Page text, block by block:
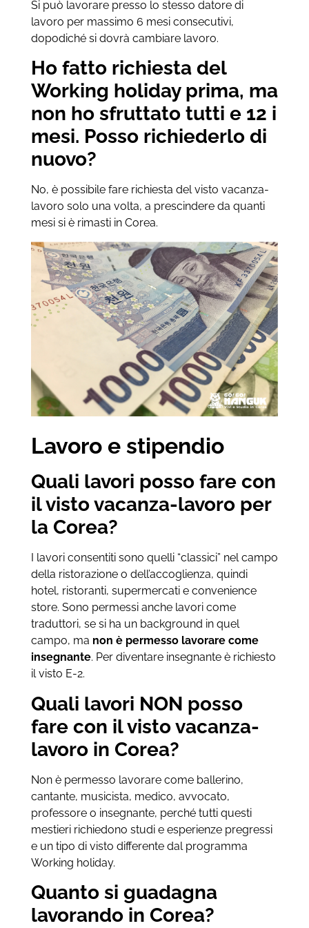
Si può lavorare presso lo stesso datore di
lavoro per massimo 6 mesi consecutivi,
dopodiché si dovrà cambiare lavoro.
Ho fatto richiesta del
Working holiday prima, ma
non ho sfruttato tutti e 12 i
mesi. Posso richiederlo di
nuovo?
No, è possibile fare richiesta del visto vacanza-
lavoro solo una volta, a prescindere da quanti
mesi si è rimasti in Corea.
Lavoro e stipendio
Quali lavori posso fare con
il visto vacanza-lavoro per
la Corea?
I lavori consentiti sono quelli “classici” nel campo
della ristorazione o dell’accoglienza, quindi
hotel, ristoranti, supermercati e convenience
store. Sono permessi anche lavori come
traduttori, se si ha un background in quel
campo, ma non è permesso lavorare come
insegnante. Per diventare insegnante è richiesto
il visto E-2.
Quali lavori NON posso
fare con il visto vacanza-
lavoro in Corea?
Non è permesso lavorare come ballerino,
cantante, musicista, medico, avvocato,
professore o insegnante, perché tutti questi
mestieri richiedono studi e esperienze pregressi
e un tipo di visto differente dal programma
Working holiday.
Quanto si guadagna
lavorando in Corea?